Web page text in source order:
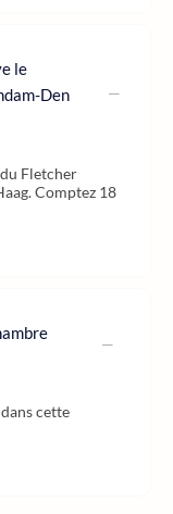
le
Den
Fletcher
Comptez 18
cette